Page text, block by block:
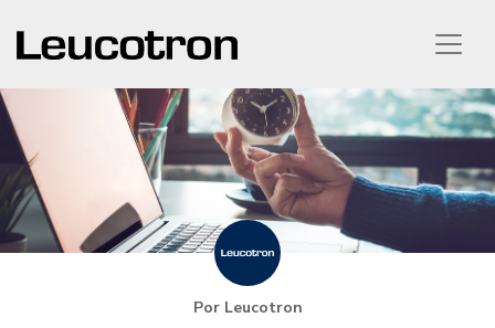
Por Leucotron